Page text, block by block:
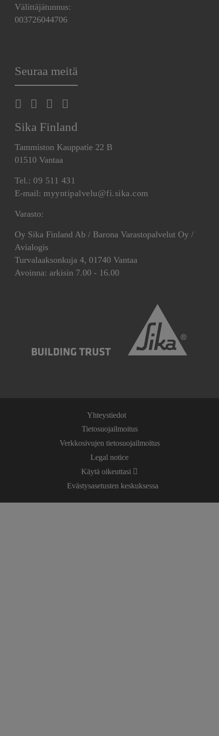
Välittäjätunnus:
003726044706
Seuraa meitä
Sika Finland
Tammiston Kauppatie 22 B
01510 Vantaa
Tel.: 09 511 431
E-mail: myyntipalvelu@fi.sika.com
Varasto:
Oy Sika Finland Ab / Barona Varastopalvelut Oy /
Avialogis
Turvalaaksonkuja 4, 01740 Vantaa
Avoinna: arkisin 7.00 - 16.00
Yhteystiedot
Tietosuojailmoitus
Verkkosivujen tietosuojailmoitus
Legal notice
Käytä oikeuttasi
Evästysasetusten keskuksessa